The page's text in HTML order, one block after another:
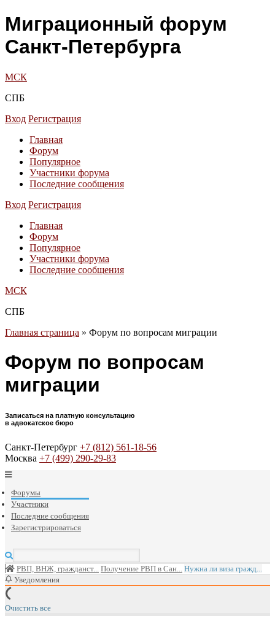
Миграционный форум
Санкт-Петербурга
МСК
СПБ
Вход Регистрация
Главная
Форум
Популярное
Участники форума
Последние сообщения
Вход Регистрация
Главная
Форум
Популярное
Участники форума
Последние сообщения
МСК
СПБ
Главная страница » Форум по вопросам миграции
Форум по вопросам
миграции
Записаться на платную консультацию
в адвокатское бюро
Санкт-Петербург +7 (812) 561-18-56
Москва +7 (499) 290-29-83
Форумы
Участники
Последние сообщения
Зарегистрироваться
РВП, ВНЖ, гражданст... Получение РВП в Сан... Нужна ли виза гражд...
Уведомления
Очистить все